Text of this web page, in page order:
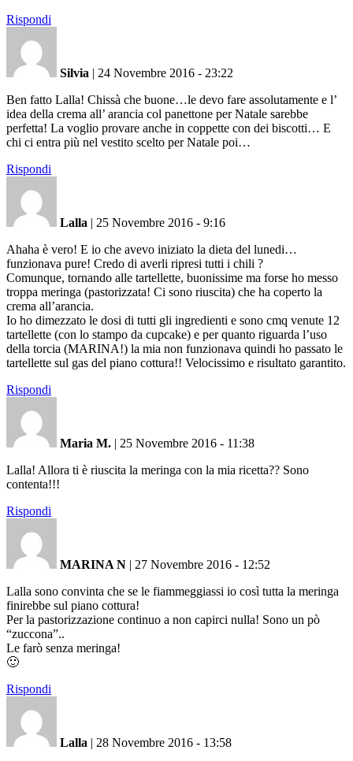
Rispondi
Silvia | 24 Novembre 2016 - 23:22
Ben fatto Lalla! Chissà che buone…le devo fare assolutamente e l’
idea della crema all’ arancia col panettone per Natale sarebbe
perfetta! La voglio provare anche in coppette con dei biscotti… E
chi ci entra più nel vestito scelto per Natale poi…
Rispondi
Lalla | 25 Novembre 2016 - 9:16
Ahaha è vero! E io che avevo iniziato la dieta del lunedi…
funzionava pure! Credo di averli ripresi tutti i chili ?
Comunque, tornando alle tartellette, buonissime ma forse ho messo
troppa meringa (pastorizzata! Ci sono riuscita) che ha coperto la
crema all’arancia.
Io ho dimezzato le dosi di tutti gli ingredienti e sono cmq venute 12
tartellette (con lo stampo da cupcake) e per quanto riguarda l’uso
della torcia (MARINA!) la mia non funzionava quindi ho passato le
tartellette sul gas del piano cottura!! Velocissimo e risultato garantito.
Rispondi
Maria M. | 25 Novembre 2016 - 11:38
Lalla! Allora ti è riuscita la meringa con la mia ricetta?? Sono
contenta!!!
Rispondi
MARINA N | 27 Novembre 2016 - 12:52
Lalla sono convinta che se le fiammeggiassi io così tutta la meringa
finirebbe sul piano cottura!
Per la pastorizzazione continuo a non capirci nulla! Sono un pò
“zuccona”..
Le farò senza meringa!
🙂
Rispondi
Lalla | 28 Novembre 2016 - 13:58